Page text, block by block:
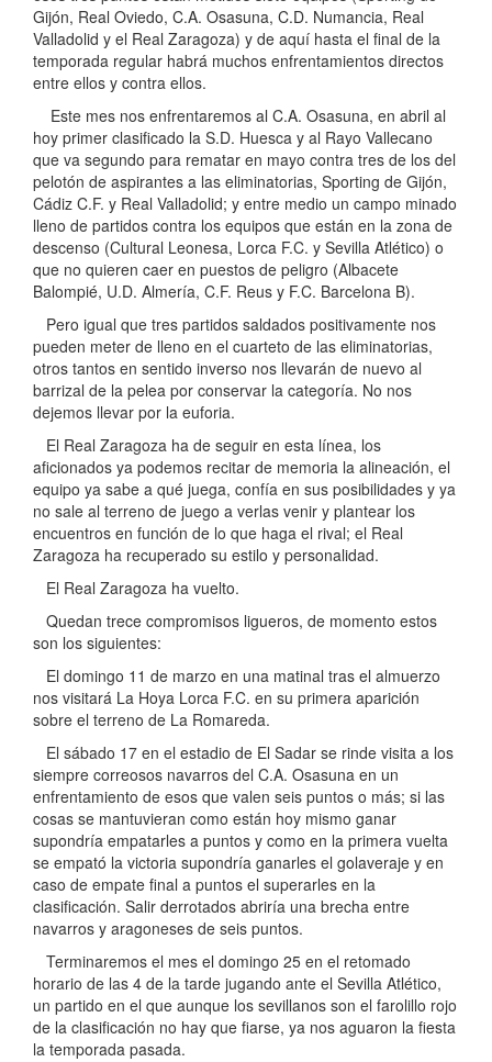
Gijón, Real Oviedo, C.A. Osasuna, C.D. Numancia, Real
Valladolid y el Real Zaragoza) y de aquí hasta el final de la
temporada regular habrá muchos enfrentamientos directos
entre ellos y contra ellos.
Este mes nos enfrentaremos al C.A. Osasuna, en abril al
hoy primer clasificado la S.D. Huesca y al Rayo Vallecano
que va segundo para rematar en mayo contra tres de los del
pelotón de aspirantes a las eliminatorias, Sporting de Gijón,
Cádiz C.F. y Real Valladolid; y entre medio un campo minado
lleno de partidos contra los equipos que están en la zona de
descenso (Cultural Leonesa, Lorca F.C. y Sevilla Atlético) o
que no quieren caer en puestos de peligro (Albacete
Balompié, U.D. Almería, C.F. Reus y F.C. Barcelona B).
Pero igual que tres partidos saldados positivamente nos
pueden meter de lleno en el cuarteto de las eliminatorias,
otros tantos en sentido inverso nos llevarán de nuevo al
barrizal de la pelea por conservar la categoría. No nos
dejemos llevar por la euforia.
El Real Zaragoza ha de seguir en esta línea, los
aficionados ya podemos recitar de memoria la alineación, el
equipo ya sabe a qué juega, confía en sus posibilidades y ya
no sale al terreno de juego a verlas venir y plantear los
encuentros en función de lo que haga el rival; el Real
Zaragoza ha recuperado su estilo y personalidad.
El Real Zaragoza ha vuelto.
Quedan trece compromisos ligueros, de momento estos
son los siguientes:
El domingo 11 de marzo en una matinal tras el almuerzo
nos visitará La Hoya Lorca F.C. en su primera aparición
sobre el terreno de La Romareda.
El sábado 17 en el estadio de El Sadar se rinde visita a los
siempre correosos navarros del C.A. Osasuna en un
enfrentamiento de esos que valen seis puntos o más; si las
cosas se mantuvieran como están hoy mismo ganar
supondría empatarles a puntos y como en la primera vuelta
se empató la victoria supondría ganarles el golaveraje y en
caso de empate final a puntos el superarles en la
clasificación. Salir derrotados abriría una brecha entre
navarros y aragoneses de seis puntos.
Terminaremos el mes el domingo 25 en el retomado
horario de las 4 de la tarde jugando ante el Sevilla Atlético,
un partido en el que aunque los sevillanos son el farolillo rojo
de la clasificación no hay que fiarse, ya nos aguaron la fiesta
la temporada pasada.